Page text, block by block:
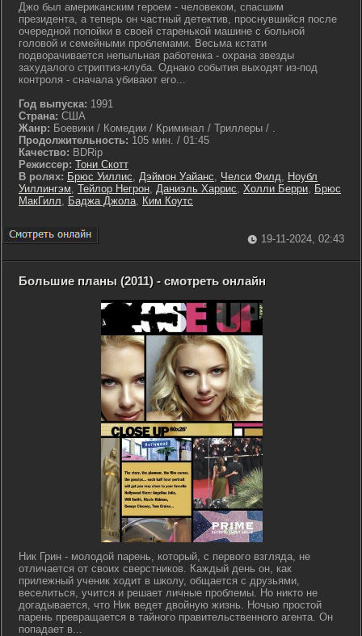
Джо был американским героем - человеком, спасшим
президента, а теперь он частный детектив, проснувшийся после
очередной попойки в своей старенькой машине с больной
головой и семейными проблемами. Весьма кстати
подворачивается непыльная работенка - охрана звезды
захудалого стриптиз-клуба. Однако события выходят из-под
контроля - сначала убивают его...
Год выпуска: 1991
Страна: США
Жанр: Боевики / Комедии / Криминал / Триллеры / .
Продолжительность: 105 мин. / 01:45
Качество: BDRip
Режиссер: Тони Скотт
В ролях: Брюс Уиллис, Дэймон Уайанс, Челси Филд, Ноубл
Уиллингэм, Тейлор Негрон, Даниэль Харрис, Холли Берри, Брюс
МакГилл, Баджа Джола, Ким Коутс
19-11-2024, 02:43
Большие планы (2011) - смотреть онлайн
Ник Грин - молодой парень, который, с первого взгляда, не
отличается от своих сверстников. Каждый день он, как
прилежный ученик ходит в школу, общается с друзьями,
веселиться, учится и решает личные проблемы. Но никто не
догадывается, что Ник ведет двойную жизнь. Ночью простой
парень превращается в тайного правительственного агента. Он
попадает в...